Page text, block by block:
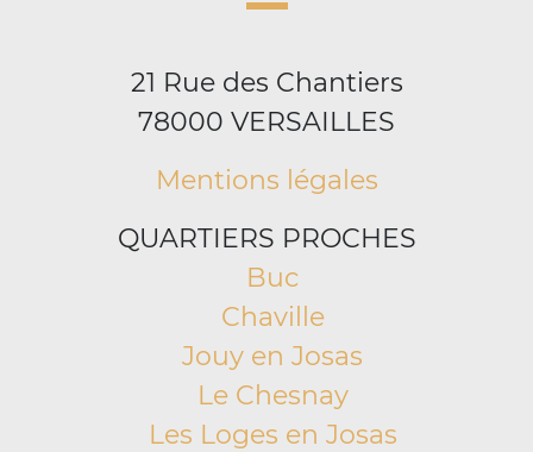
21 Rue des Chantiers
78000 VERSAILLES
Mentions légales
QUARTIERS PROCHES
Buc
Chaville
Jouy en Josas
Le Chesnay
Les Loges en Josas